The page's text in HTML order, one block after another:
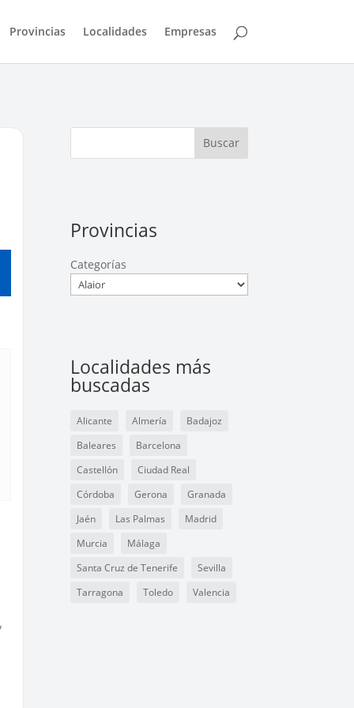
Provincias Localidades Empresas
Buscar
Provincias
Categorías
Localidades más
buscadas
Alicante Almería
Badajoz
Baleares
Barcelona
Castellón
Ciudad Real
Córdoba
Gerona
Granada
Jaén
Las Palmas
Madrid
Murcia
Málaga
Santa Cruz de Tenerife
Sevilla
Tarragona
Toledo Valencia